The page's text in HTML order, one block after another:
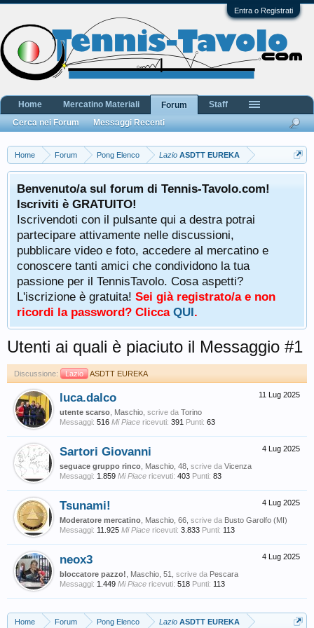
Entra o Registrati
Home Forum Pong Elenco Lazio ASDTT EUREKA
Benvenuto/a sul forum di Tennis-Tavolo.com!
Iscriviti è GRATUITO!
Iscrivendoti con il pulsante qui a destra potrai
partecipare attivamente nelle discussioni,
pubblicare video e foto, accedere al mercatino e
conoscere tanti amici che condividono la tua
passione per il TennisTavolo. Cosa aspetti?
L'iscrizione è gratuita! Sei già registrato/a e non
ricordi la password? Clicca QUI.
Utenti ai quali è piaciuto il Messaggio #1
Discussione: Lazio ASDTT EUREKA
11 Lug 2025
luca.dalco
utente scarso , Maschio, scrive da Torino
Messaggi: 516 Mi Piace ricevuti: 391 Punti: 63
4 Lug 2025
Sartori Giovanni
seguace gruppo rinco , Maschio, 48, scrive da Vicenza
Messaggi: 1.859 Mi Piace ricevuti: 403 Punti: 83
4 Lug 2025
Tsunami!
Moderatore mercatino , Maschio, 66, scrive da Busto Garolfo (MI)
Messaggi: 11.925 Mi Piace ricevuti: 3.833 Punti: 113
4 Lug 2025
neox3
bloccatore pazzo! , Maschio, 51, scrive da Pescara
Messaggi: 1.449 Mi Piace ricevuti: 518 Punti: 113
Home Forum Pong Elenco Lazio ASDTT EUREKA
Home Mercatino Materiali
Forum
Cerca nei Forum
Messaggi Recenti
Staff